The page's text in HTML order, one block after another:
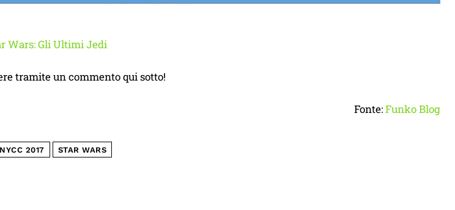
Wars: Gli Ultimi Jedi
tramite un commento qui sotto!
Fonte:Funko Blog
NYCC 2017 STAR WARS